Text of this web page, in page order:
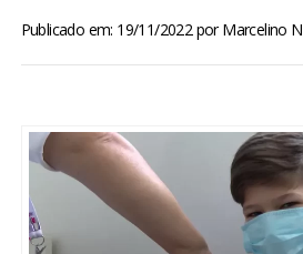
ESPORTES
ENTRETENIMENTO
Publicado em: 19/11/2022porMarcelino